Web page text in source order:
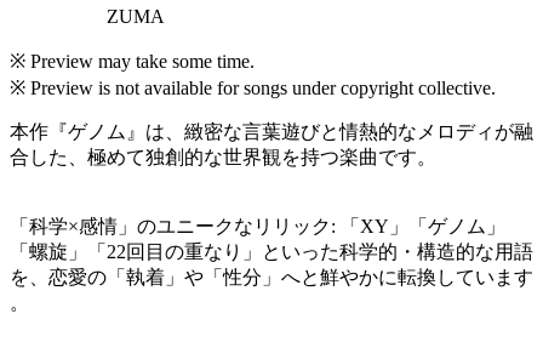
ZUMA
※ Preview may take some time.
※ Preview is not available for songs under copyright collective.
本作『ゲノム』は、緻密な言葉遊びと情熱的なメロディが融
合した、極めて独創的な世界観を持つ楽曲です。
「科学×感情」のユニークなリリック: 「XY」「ゲノム」
「螺旋」「22回目の重なり」といった科学的・構造的な用語
を、恋愛の「執着」や「性分」へと鮮やかに転換しています
。